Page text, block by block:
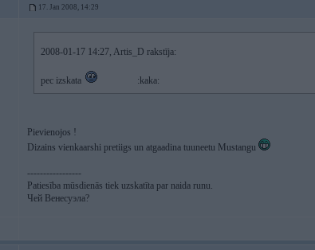
17. Jan 2008, 14:29
2008-01-17 14:27, Artis_D rakstīja:
pec izskata :kaka:
Pievienojos !
Dizains vienkaarshi pretiigs un atgaadina tuuneetu Mustangu
-----------------
Patiesība mūsdienās tiek uzskatīta par naida runu.
Чей Венесуэла?